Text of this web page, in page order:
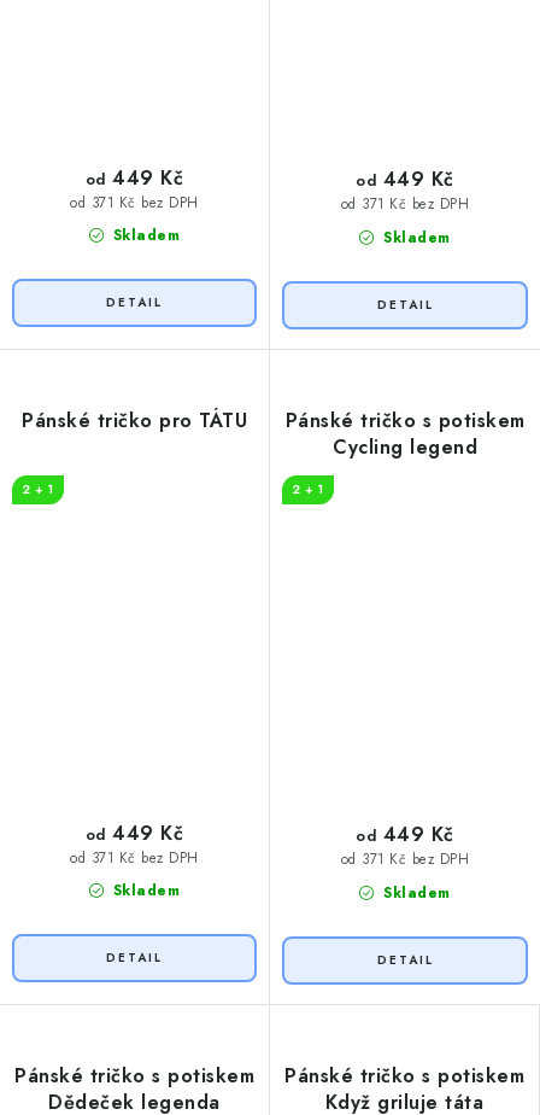
Skladem
od 371 Kč bez DPH
od 449 Kč
Skladem
od 371 Kč bez DPH
od 449 Kč
Pánské tričko pro TÁTU
2 + 1
Skladem
od 371 Kč bez DPH
od 449 Kč
Pánské tričko s potiskem
Cycling legend
2 + 1
Skladem
od 371 Kč bez DPH
od 449 Kč
Pánské tričko s potiskem
Dědeček legenda
Pánské tričko s potiskem
Když griluje táta